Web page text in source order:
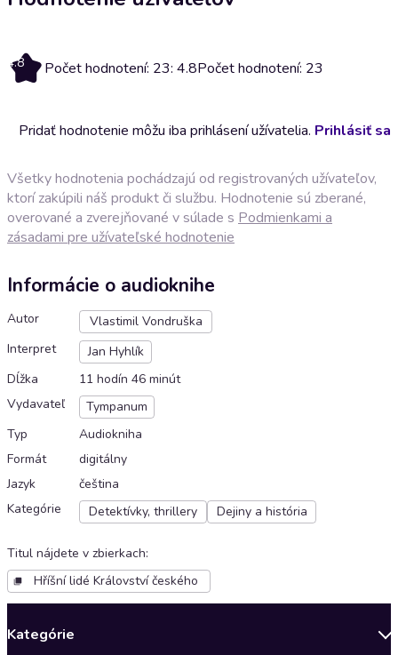
4.8 Počet hodnotení: 23: 4.8Počet hodnotení: 23
Pridať hodnotenie môžu iba prihlásení užívatelia. Prihlásiť sa
Všetky hodnotenia pochádzajú od registrovaných užívateľov,
ktorí zakúpili náš produkt či službu. Hodnotenie sú zberané,
overované a zverejňované v súlade s Podmienkami a
zásadami pre užívateľské hodnotenie
Informácie o audioknihe
Autor
Vlastimil Vondruška
Interpret
Jan Hyhlík
Dĺžka
11 hodín 46 minút
Vydavateľ
Tympanum
Typ
Audiokniha
Formát
digitálny
Jazyk
čeština
Kategórie
Detektívky, thrillery Dejiny a história
Titul nájdete v zbierkach:
Hříšní lidé Království českého
Kategórie